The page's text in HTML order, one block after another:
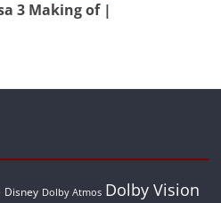
3 Making of |
Disney Dolby Atmos Dolby Vision